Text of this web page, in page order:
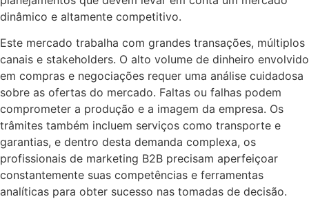
dinâmico e altamente competitivo.
Este mercado trabalha com grandes transações, múltiplos
canais e stakeholders. O alto volume de dinheiro envolvido
em compras e negociações requer uma análise cuidadosa
sobre as ofertas do mercado. Faltas ou falhas podem
comprometer a produção e a imagem da empresa. Os
trâmites também incluem serviços como transporte e
garantias, e dentro desta demanda complexa, os
profissionais de marketing B2B precisam aperfeiçoar
constantemente suas competências e ferramentas
analíticas para obter sucesso nas tomadas de decisão.